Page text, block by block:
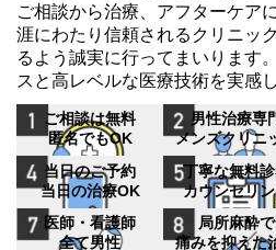
ご相談から治療、アフターケア
涯にわたり信頼されるクリニッ
るよう誠実に行ってまいります
スと高レベルな医療技術を実感
ご相談は無料
匿名でもOK
男性治療専
メンズクリニ
当日のご予約
当日の治療OK
丁寧な無料
カウンセリ
医師・看護師
全て男性
局所麻酔で
痛みを抑えた